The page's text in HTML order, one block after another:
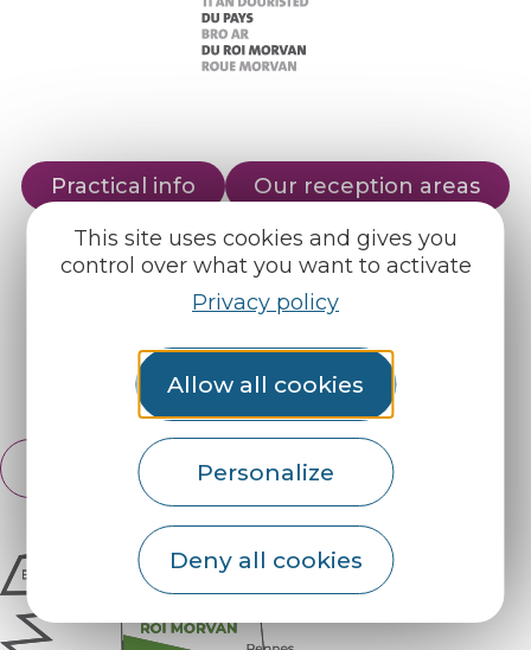
This site uses cookies and gives you
control over what you want to activate
Privacy policy
Allow all cookies
Personalize
Deny all cookies
Practical info
Our reception areas
Our brochures
Weather
Espace pro Partners
English
Français